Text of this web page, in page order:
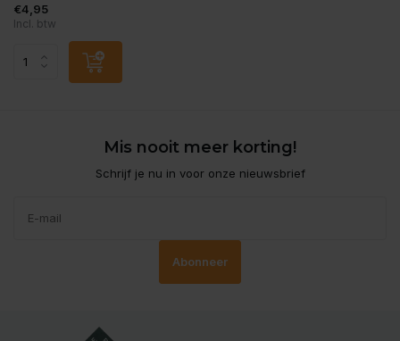
€4,95
Incl. btw
Mis nooit meer korting!
Schrijf je nu in voor onze nieuwsbrief
Abonneer